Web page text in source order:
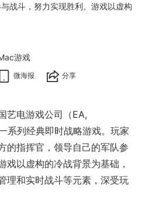
战斗，努力实现胜利。游戏以虚构
游戏
微海报 分享
艺电游戏公司（EA,
系列经典即时战略游戏。玩家
的指挥官，领导自己的军队参
戏以虚构的冷战背景为基础，
理和实时战斗等元素，深受玩